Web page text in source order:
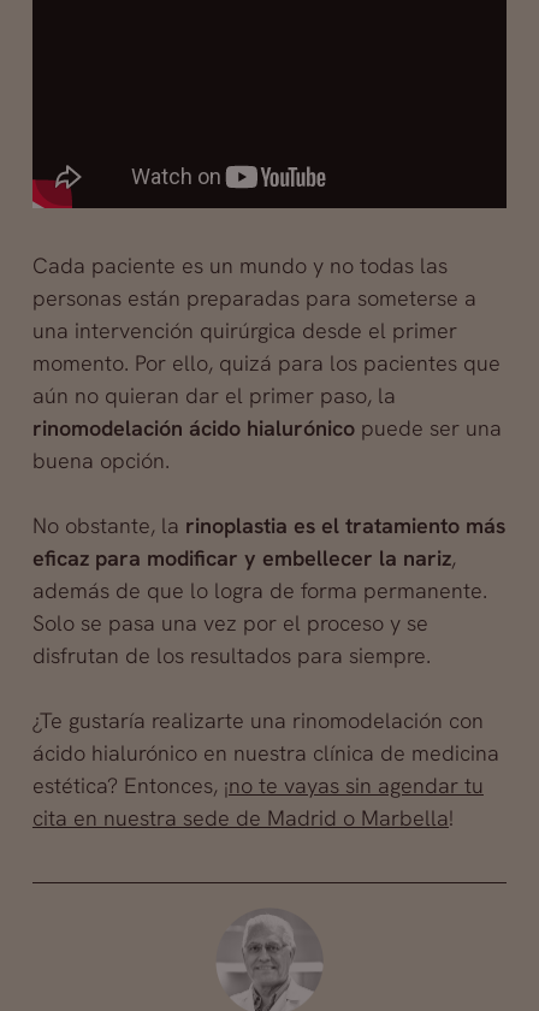
Cada paciente es un mundo y no todas las
personas están preparadas para someterse a
una intervención quirúrgica desde el primer
momento. Por ello, quizá para los pacientes que
aún no quieran dar el primer paso, la
rinomodelación ácido hialurónicopuede ser una
buena opción.
No obstante, la rinoplastia es el tratamiento más
eficaz para modificar y embellecer la nariz,
además de que lo logra de forma permanente.
Solo se pasa una vez por el proceso y se
disfrutan de los resultados para siempre.
¿Te gustaría realizarte una rinomodelación con
ácido hialurónico en nuestra clínica de medicina
estética? Entonces, ¡no te vayas sin agendar tu
cita en nuestra sede de Madrid o Marbella!